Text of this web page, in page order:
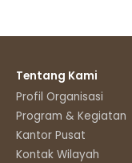
Tentang Kami
Profil Organisasi
Program & Kegiatan
Kantor Pusat
Kontak Wilayah